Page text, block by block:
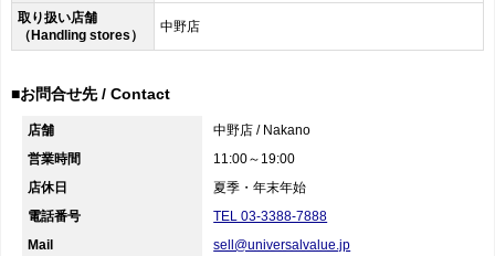
取り扱い店舗
（Handling stores）
中野店
■お問合せ先 / Contact
店舗
中野店 / Nakano
営業時間
11:00～19:00
店休日
夏季・年末年始
電話番号
TEL 03-3388-7888
Mail
sell@universalvalue.jp